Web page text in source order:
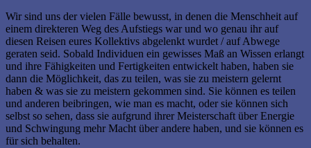
Wir sind uns der vielen Fälle bewusst, in denen die Menschheit auf
einem direkteren Weg des Aufstiegs war und wo genau ihr auf
diesen Reisen eures Kollektivs abgelenkt wurdet / auf Abwege
geraten seid. Sobald Individuen ein gewisses Maß an Wissen erlangt
und ihre Fähigkeiten und Fertigkeiten entwickelt haben, haben sie
dann die Möglichkeit, das zu teilen, was sie zu meistern gelernt
haben & was sie zu meistern gekommen sind. Sie können es teilen
und anderen beibringen, wie man es macht, oder sie können sich
selbst so sehen, dass sie aufgrund ihrer Meisterschaft über Energie
und Schwingung mehr Macht über andere haben, und sie können es
für sich behalten.